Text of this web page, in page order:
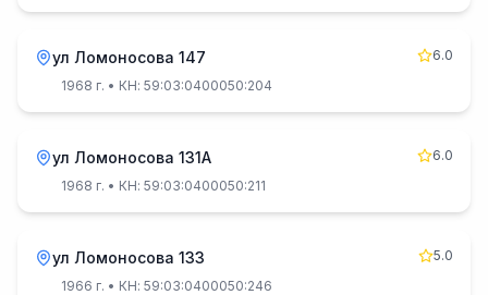
ул Ломоносова 147
6.0
1968 г. • КН: 59:03:0400050:204
ул Ломоносова 131А
6.0
1968 г. • КН: 59:03:0400050:211
ул Ломоносова 133
5.0
1966 г. • КН: 59:03:0400050:246